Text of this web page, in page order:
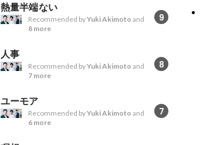
熱量半端ない
9
Recommended byYuki Akimoto and
8 more
人事
8
Recommended byYuki Akimoto and
7 more
ユーモア
7
Recommended byYuki Akimoto and
6 more